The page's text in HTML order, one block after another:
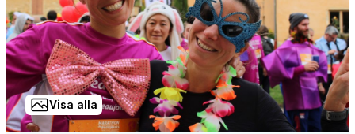
Visa alla